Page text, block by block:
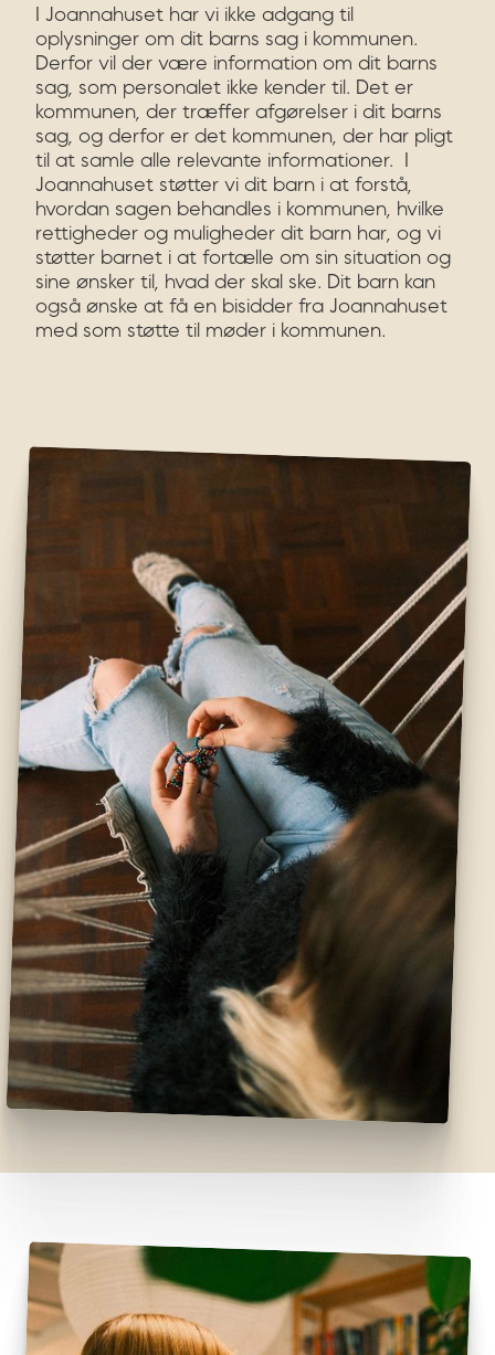
I Joannahuset har vi ikke adgang til
oplysninger om dit barns sag i kommunen.
Derfor vil der være information om dit barns
sag, som personalet ikke kender til. Det er
kommunen, der træffer afgørelser i dit barns
sag, og derfor er det kommunen, der har pligt
til at samle alle relevante informationer. I
Joannahuset støtter vi dit barn i at forstå,
hvordan sagen behandles i kommunen, hvilke
rettigheder og muligheder dit barn har, og vi
støtter barnet i at fortælle om sin situation og
sine ønsker til, hvad der skal ske. Dit barn kan
også ønske at få en bisidder fra Joannahuset
med som støtte til møder i kommunen.